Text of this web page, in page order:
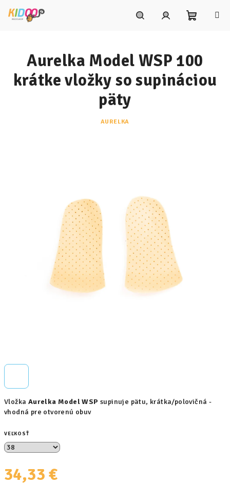
košík
Vložka Aurelka Model WSP supinuje pätu, krátka/polovičná -
vhodná pre otvorenú obuv
VEĽKOSŤ
34,33 €
Aurelka Model WSP 100
krátke vložky so supináciou
päty
AURELKA